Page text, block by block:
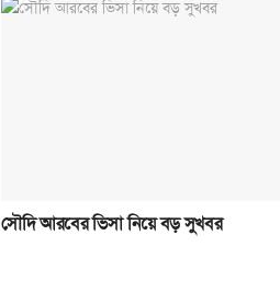
সৌদি আরবের ভিসা নিয়ে বড় সুখবর